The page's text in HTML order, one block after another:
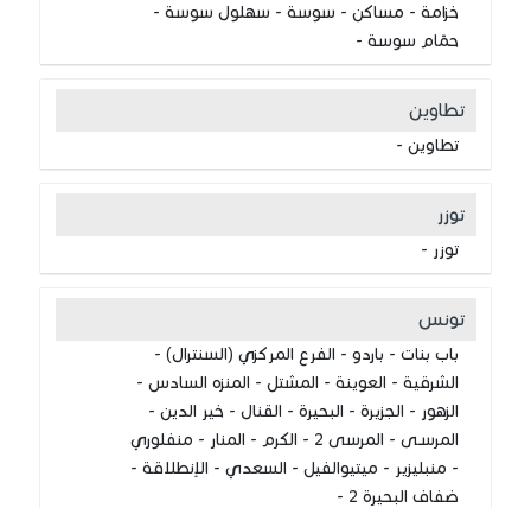
خزامة - مساكن - سوسة - سهلول سوسة -
حمّام سوسة -
تطاوين
تطاوين -
توزر
توزر -
تونس
باب بنات - باردو - الفرع المركزي (السنترال) -
الشرقية - العوينة - المشتل - المنزه السادس -
الزهور - الجزيرة - البحيرة - القنال - خير الدين -
المرسـى - المرسى 2 - الكرم - المنار - منفلوري
- منبليزير - ميتيوالفيل - السعدي - الإنطلاقة -
ضفاف البحيرة 2 -